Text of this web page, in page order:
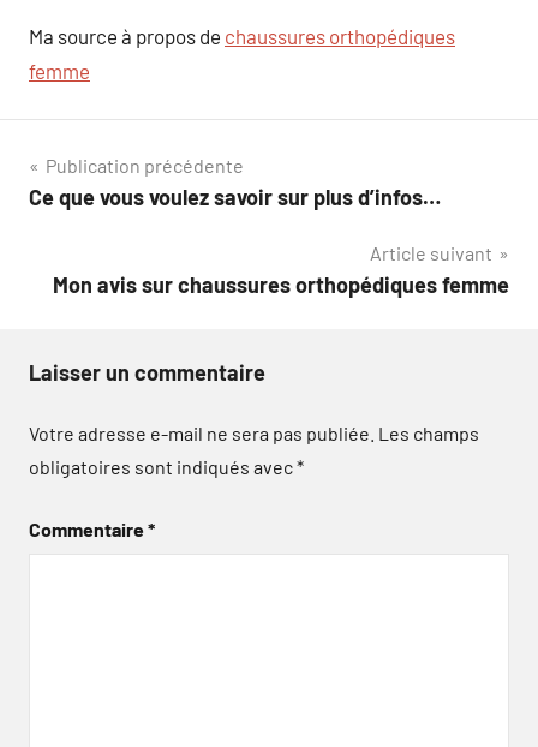
Ma source à propos de chaussures orthopédiques
femme
Navigation
de
Publication précédente
Ce que vous voulez savoir sur plus d’infos…
Article suivant
Mon avis sur chaussures orthopédiques femme
Laisser un commentaire
Votre adresse e-mail ne sera pas publiée. Les champs
obligatoires sont indiqués avec*
Commentaire*